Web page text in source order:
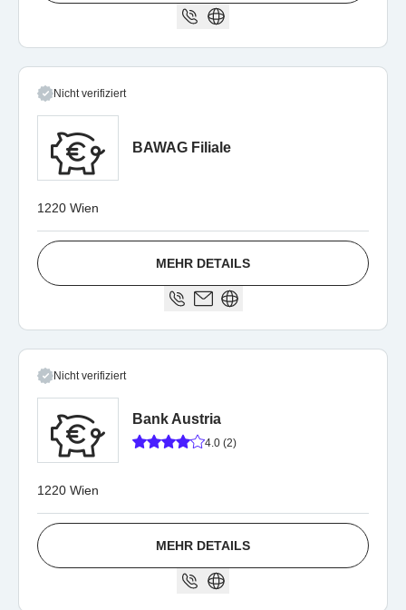
Nicht verifiziert
BAWAG Filiale
1220 Wien
MEHR DETAILS
Nicht verifiziert
Bank Austria
4.0 (2)
1220 Wien
MEHR DETAILS